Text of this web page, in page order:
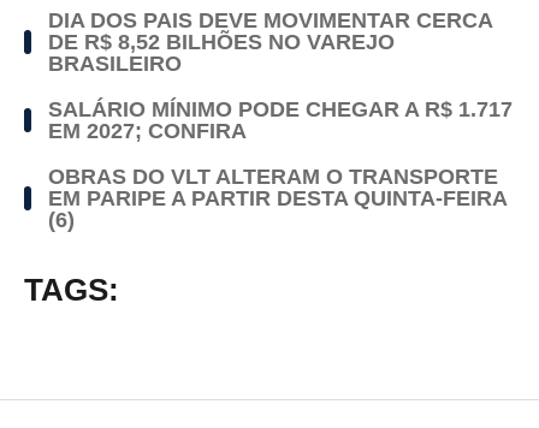
DIA DOS PAIS DEVE MOVIMENTAR CERCA
DE R$ 8,52 BILHÕES NO VAREJO
BRASILEIRO
SALÁRIO MÍNIMO PODE CHEGAR A R$ 1.717
EM 2027; CONFIRA
OBRAS DO VLT ALTERAM O TRANSPORTE
EM PARIPE A PARTIR DESTA QUINTA-FEIRA
(6)
TAGS: